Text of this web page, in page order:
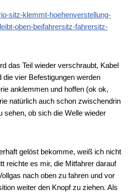
das Teil wieder verschraubt, Kabel
die vier Befestigungen werden
anklemmen und hoffen (ok ok,
natürlich auch schon zwischendrin
sehen, ob sich die Welle wieder
gelöst bekomme, weiß ich nicht
reichte es mir, die Mitfahrer darauf
nach oben zu fahren und vor
weiter den Knopf zu ziehen. Als